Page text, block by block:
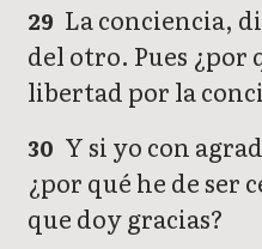
29 La conciencia,
del otro. Pues ¿por
libertad por la
30 Y si yo con
¿por qué he de ser
que doy gracias?